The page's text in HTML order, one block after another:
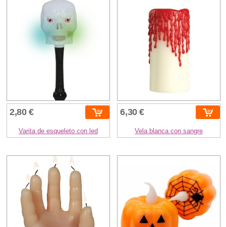
2,80 €
Varita de esqueleto con led
6,30 €
Vela blanca con sangre